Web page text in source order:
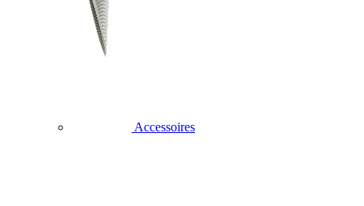
Accessoires